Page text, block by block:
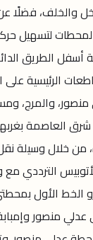
والخلف، فضلًا
لتسهيل
أسفل الطريق
الرئيسية على
والمرج،
شرق العاصمة
من خلال وسيلة
الترددي مع
الخط الأول
منصور